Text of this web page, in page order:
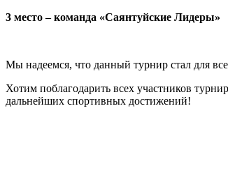
3 место – команда «Саянтуйские Лидеры»
Мы надеемся, что данный турнир стал для
Хотим поблагодарить всех участников
дальнейших спортивных достижений!